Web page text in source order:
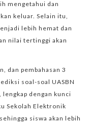
mengetahui dan
keluar. Selain itu,
lebih hemat dan
nilai tertinggi akan
dan pembahasan 3
soal-soal UASBN
lengkap dengan kunci
Sekolah Elektronik
siswa akan lebih